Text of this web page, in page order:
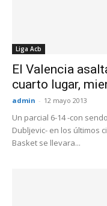
Liga Acb
El Valencia
cuarto lugar,
admin - 12 mayo 2013
Un parcial 6-14 -con
Dubljevic- en los últimos
Basket se llevara...